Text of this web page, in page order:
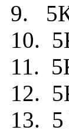
9.
10.
11.
12.
13.